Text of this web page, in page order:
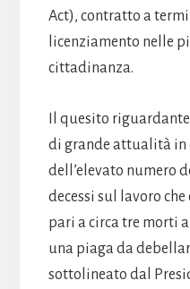
Act), contratto a
licenziamento nelle
cittadinanza.
Il quesito
di grande attualità in
dell’elevato numero
decessi sul lavoro
pari a circa tre morti
una piaga da
sottolineato dal